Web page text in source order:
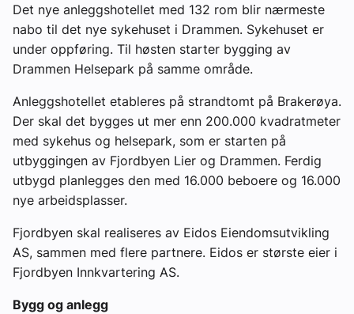
Nyheter
Aktuelle prosjekter
Det nye anleggshotellet med 132 rom blir nærmeste
nabo til det nye sykehuset i Drammen. Sykehuset er
under oppføring. Til høsten starter bygging av
Drammen Helsepark på samme område.
Anleggshotellet etableres på strandtomt på Brakerøya.
Der skal det bygges ut mer enn 200.000 kvadratmeter
med sykehus og helsepark, som er starten på
utbyggingen av Fjordbyen Lier og Drammen. Ferdig
utbygd planlegges den med 16.000 beboere og 16.000
nye arbeidsplasser.
Fjordbyen skal realiseres av Eidos Eiendomsutvikling
AS, sammen med flere partnere. Eidos er største eier i
Fjordbyen Innkvartering AS.
Bygg og anlegg